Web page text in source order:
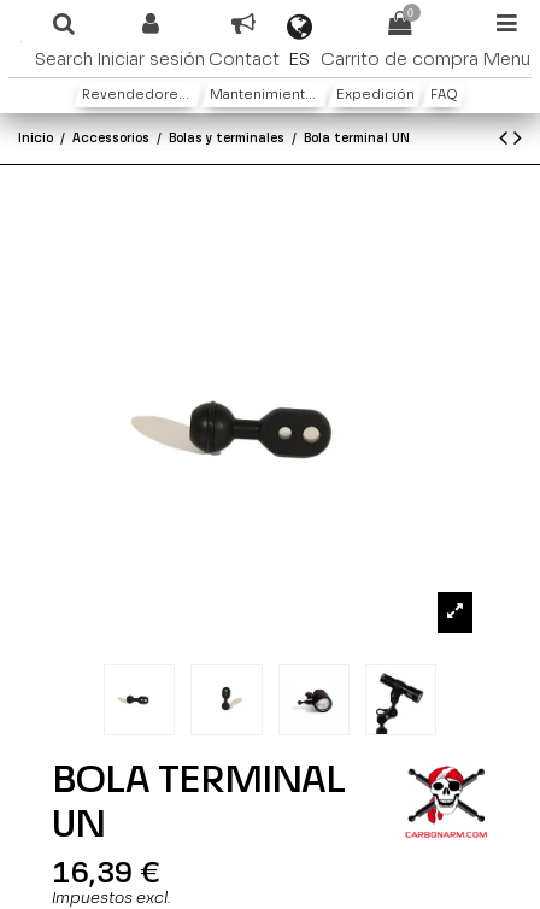
Search Iniciar sesión Contact ES
0
Carrito de compra Menu
Revendedores y distribuidores Mantenimiento y Garantìa Expedición FAQ
Inicio Accessorios Bolas y terminales Bola terminal UN
BOLA TERMINAL
UN
16,39 €
Impuestos excl.